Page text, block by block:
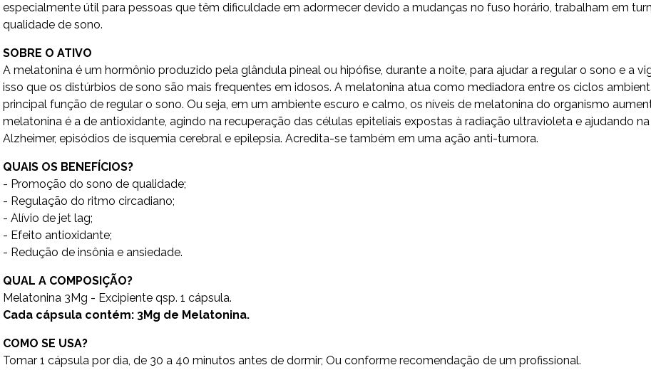
especialmente útil para pessoas que têm dificuldade em adormecer devido a mudanças no fuso horário, trabalham em
qualidade de sono.
SOBRE O ATIVO
A melatonina é um hormônio produzido pela glândula pineal ou hipófise, durante a noite, para ajudar a regular o sono e a
isso que os distúrbios de sono são mais frequentes em idosos. A melatonina atua como mediadora entre os ciclos
principal função de regular o sono. Ou seja, em um ambiente escuro e calmo, os níveis de melatonina do organismo
melatonina é a de antioxidante, agindo na recuperação das células epiteliais expostas à radiação ultravioleta e ajudando
Alzheimer, episódios de isquemia cerebral e epilepsia. Acredita-se também em uma ação anti-tumora.
QUAIS OS BENEFÍCIOS?
- Promoção do sono de qualidade;
- Regulação do ritmo circadiano;
- Alívio de jet lag;
- Efeito antioxidante;
- Redução de insônia e ansiedade.
QUAL A COMPOSIÇÃO?
Melatonina 3Mg - Excipiente qsp. 1 cápsula.
Cada cápsula contém: 3Mg de Melatonina.
COMO SE USA?
Tomar 1 cápsula por dia, de 30 a 40 minutos antes de dormir; Ou conforme recomendação de um profissional.